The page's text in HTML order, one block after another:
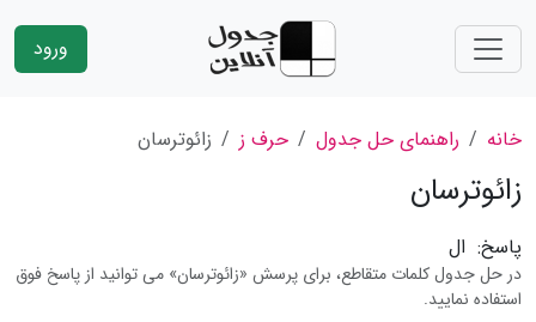
ورود
خانه راهنمای حل جدول حرف ز زائوترسان
زائوترسان
پاسخ: ال
در حل جدول کلمات متقاطع، برای پرسش «زائوترسان» می توانید از پاسخ فوق
استفاده نمایید.